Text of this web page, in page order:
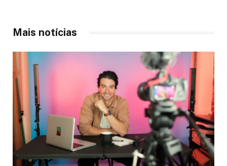
Mais notícias